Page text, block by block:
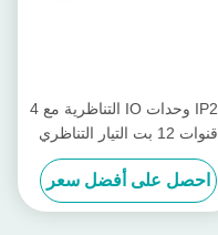
IP20 وحدات IO التناظرية مع 4
قنوات 12 بت التيار التناظري
الخروج EX-5014
احصل على أفضل سعر